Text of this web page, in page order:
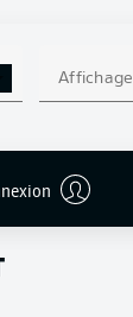
Affichage